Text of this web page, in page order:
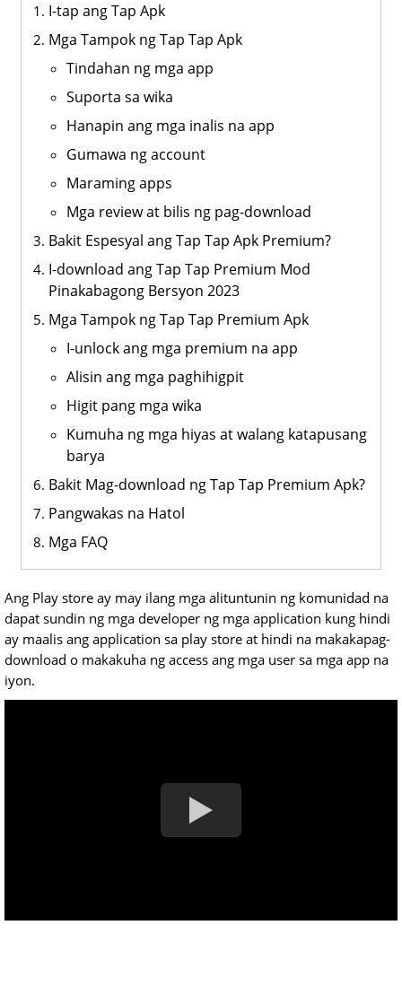
I-tap ang Tap Apk
Mga Tampok ng Tap Tap Apk
Tindahan ng mga app
Suporta sa wika
Hanapin ang mga inalis na app
Gumawa ng account
Maraming apps
Mga review at bilis ng pag-download
Bakit Espesyal ang Tap Tap Apk Premium?
I-download ang Tap Tap Premium Mod
Pinakabagong Bersyon 2023
Mga Tampok ng Tap Tap Premium Apk
I-unlock ang mga premium na app
Alisin ang mga paghihigpit
Higit pang mga wika
Kumuha ng mga hiyas at walang katapusang
barya
Bakit Mag-download ng Tap Tap Premium Apk?
Pangwakas na Hatol
Mga FAQ
Ang Play store ay may ilang mga alituntunin ng komunidad na
dapat sundin ng mga developer ng mga application kung hindi
ay maalis ang application sa play store at hindi na makakapag-
download o makakuha ng access ang mga user sa mga app na
iyon.